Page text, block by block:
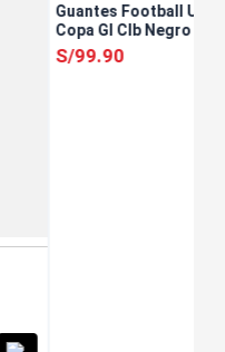
Guantes Football
Copa Gl Clb Negro
S/99.90